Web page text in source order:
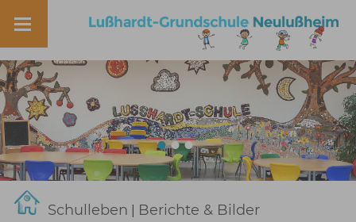
Schulleben Berichte & Bilder